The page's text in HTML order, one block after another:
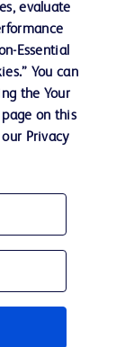
sind Marken von
evaluate
Essential
You can
the Your
on this
Privacy